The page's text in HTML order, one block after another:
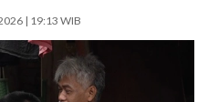
| 19:13 WIB